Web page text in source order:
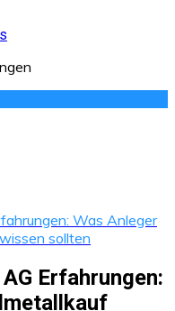
Was Anleger
sollten
Erfahrungen: